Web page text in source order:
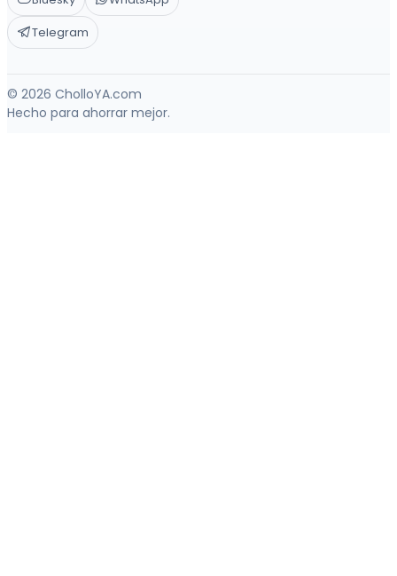
Telegram
© 2026 CholloYA.com
Hecho para ahorrar mejor.